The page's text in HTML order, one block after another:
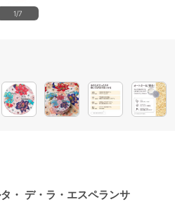
1/7
・ デ・ラ・エスペランサ